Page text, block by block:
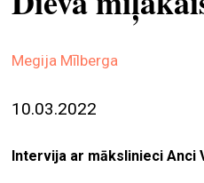
Megija Mīlberga
10.03.2022
Intervija ar mākslinieci Anci